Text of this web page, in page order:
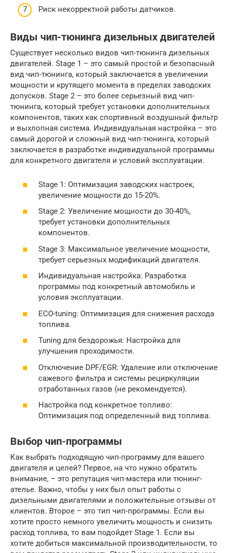
Риск некорректной работы датчиков.
Виды чип-тюнинга дизельных двигателей
Существует несколько видов чип-тюнинга дизельных
двигателей. Stage 1 – это самый простой и безопасный
вид чип-тюнинга, который заключается в увеличении
мощности и крутящего момента в пределах заводских
допусков. Stage 2 – это более серьезный вид чип-
тюнинга, который требует установки дополнительных
компонентов, таких как спортивный воздушный фильтр
и выхлопная система. Индивидуальная настройка – это
самый дорогой и сложный вид чип-тюнинга, который
заключается в разработке индивидуальной программы
для конкретного двигателя и условий эксплуатации.
Stage 1: Оптимизация заводских настроек,
увеличение мощности до 15-20%.
Stage 2: Увеличение мощности до 30-40%,
требует установки дополнительных
компонентов.
Stage 3: Максимальное увеличение мощности,
требует серьезных модификаций двигателя.
Индивидуальная настройка: Разработка
программы под конкретный автомобиль и
условия эксплуатации.
ECO-tuning: Оптимизация для снижения расхода
топлива.
Tuning для бездорожья: Настройка для
улучшения проходимости.
Отключение DPF/EGR: Удаление или отключение
сажевого фильтра и системы рециркуляции
отработанных газов (не рекомендуется).
Настройка под конкретное топливо:
Оптимизация под определенный вид топлива.
Выбор чип-программы
Как выбрать подходящую чип-программу для вашего
двигателя и целей? Первое, на что нужно обратить
внимание, – это репутация чип-мастера или тюнинг-
ателье. Важно, чтобы у них был опыт работы с
дизельными двигателями и положительные отзывы от
клиентов. Второе – это тип чип-программы. Если вы
хотите просто немного увеличить мощность и снизить
расход топлива, то вам подойдет Stage 1. Если вы
хотите добиться максимальной производительности, то